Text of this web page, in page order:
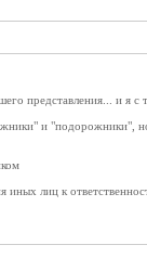
представления... и я
и "подорожники",
иных лиц к